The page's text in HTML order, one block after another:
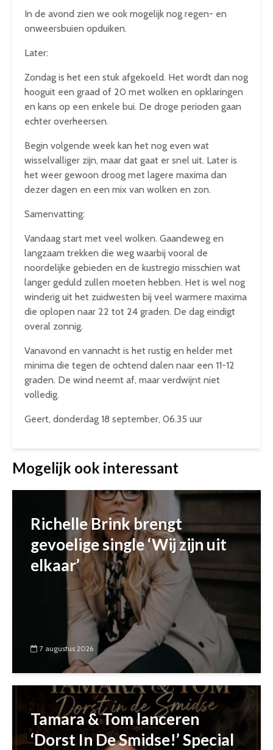
In de avond zien we ook mogelijk nog regen- en
onweersbuien opduiken.
Later:
Zondag is het een stuk afgekoeld. Het wordt dan nog
hooguit een graad of 20 met wolken en opklaringen
en kans op een enkele bui. De droge perioden gaan
echter overheersen.
Begin volgende week kan het nog even wat
wisselvalliger zijn, maar dat gaat er snel uit. Later is
het weer gewoon droog met lagere maxima dan
dezer dagen en een mix van wolken en zon.
Samenvatting:
Vandaag start met veel wolken. Gaandeweg en
langzaam trekken die weg waarbij vooral de
noordelijke gebieden en de kustregio misschien wat
langer geduld zullen moeten hebben. Het is wel nog
winderig uit het zuidwesten bij veel warmere maxima
die oplopen naar 22 tot 24 graden. De dag eindigt
overal zonnig.
Vanavond en vannacht is het rustig en helder met
minima die tegen de ochtend dalen naar een 11-12
graden. De wind neemt af, maar verdwijnt niet
volledig.
Geert, donderdag 18 september, 06.35 uur
Mogelijk ook interessant
Richelle Brink brengt
gevoelige single ‘Wij zijn uit
elkaar’
7 augustus 2026
Tamara & Tom lanceren
‘Dorst In De Smidse!’ Special